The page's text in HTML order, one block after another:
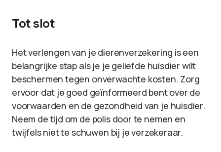
Tot slot
Het verlengen van je dierenverzekering is een
belangrijke stap als je je geliefde huisdier wilt
beschermen tegen onverwachte kosten. Zorg
ervoor dat je goed geïnformeerd bent over de
voorwaarden en de gezondheid van je huisdier.
Neem de tijd om de polis door te nemen en
twijfels niet te schuwen bij je verzekeraar.